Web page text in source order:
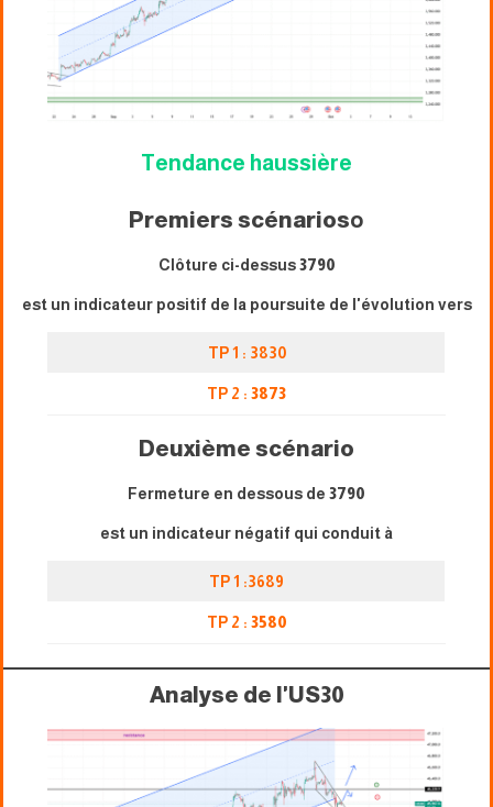
Tendance haussière
Premiers scénarioso
Clôture ci-dessus3790
est un indicateur positif de la poursuite de l'évolution vers
TP 1 : 3830
TP 2 : 3873
Deuxième scénario
Fermeture en dessous de 3790
est un indicateur négatif qui conduit à
TP 1 :3689
TP 2 : 3580
Analyse de l'US30